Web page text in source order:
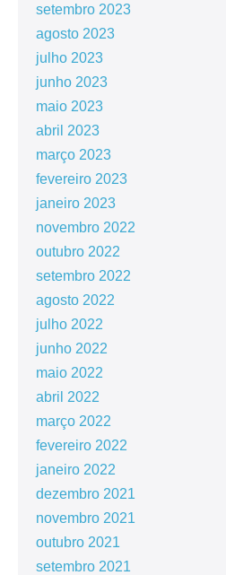
setembro 2023
agosto 2023
julho 2023
junho 2023
maio 2023
abril 2023
março 2023
fevereiro 2023
janeiro 2023
novembro 2022
outubro 2022
setembro 2022
agosto 2022
julho 2022
junho 2022
maio 2022
abril 2022
março 2022
fevereiro 2022
janeiro 2022
dezembro 2021
novembro 2021
outubro 2021
setembro 2021